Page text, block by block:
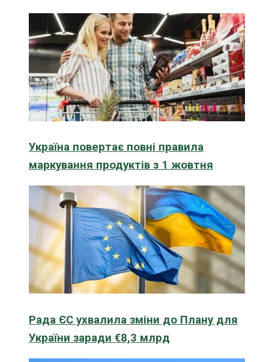
Україна повертає повні правила
маркування продуктів з 1 жовтня
Рада ЄС ухвалила зміни до Плану для
України заради €8,3 млрд